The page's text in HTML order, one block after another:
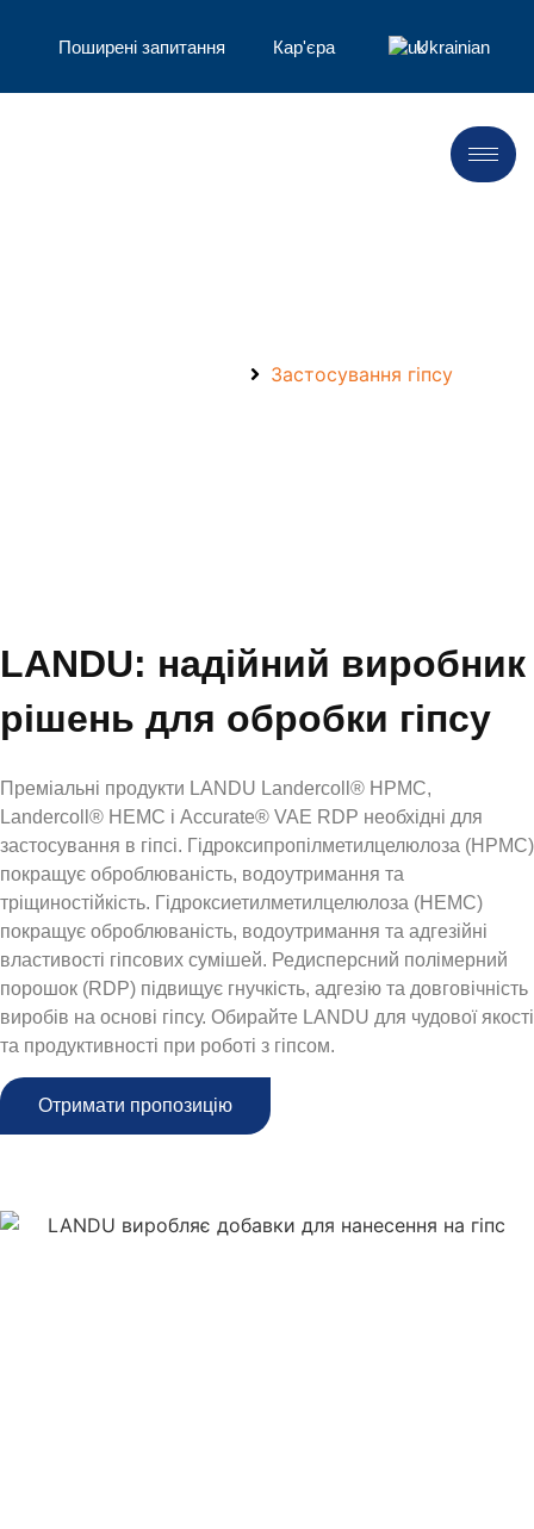
Поширені запитання Кар'єра Ukrainian
Застосування гіпсу
LANDU: надійний виробник
рішень для обробки гіпсу
Преміальні продукти LANDU Landercoll® HPMC,
Landercoll® HEMC і Accurate® VAE RDP необхідні для
застосування в гіпсі. Гідроксипропілметилцелюлоза (HPMC)
покращує оброблюваність, водоутримання та
тріщиностійкість. Гідроксиетилметилцелюлоза (HEMC)
покращує оброблюваність, водоутримання та адгезійні
властивості гіпсових сумішей. Редисперсний полімерний
порошок (RDP) підвищує гнучкість, адгезію та довговічність
виробів на основі гіпсу. Обирайте LANDU для чудової якості
та продуктивності при роботі з гіпсом.
Отримати пропозицію